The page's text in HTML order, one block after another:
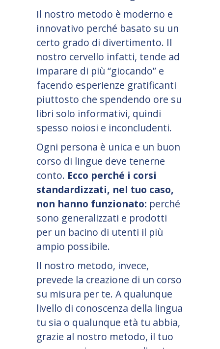
Il nostro metodo è moderno e
innovativo perché basato su un
certo grado di divertimento. Il
nostro cervello infatti, tende ad
imparare di più “giocando” e
facendo esperienze gratificanti
piuttosto che spendendo ore su
libri solo informativi, quindi
spesso noiosi e inconcludenti.
Ogni persona è unica e un buon
corso di lingue deve tenerne
conto. Ecco perché i corsi
standardizzati, nel tuo caso,
non hanno funzionato: perché
sono generalizzati e prodotti
per un bacino di utenti il più
ampio possibile.
Il nostro metodo, invece,
prevede la creazione di un corso
su misura per te. A qualunque
livello di conoscenza della lingua
tu sia o qualunque età tu abbia,
grazie al nostro metodo, il tuo